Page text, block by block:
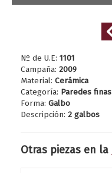
Nº de U.E: 1101
Campaña: 2009
Material: Cerámica
Categoría: Paredes finas
Forma: Galbo
Descripción: 2 galbos
Otras piezas en la